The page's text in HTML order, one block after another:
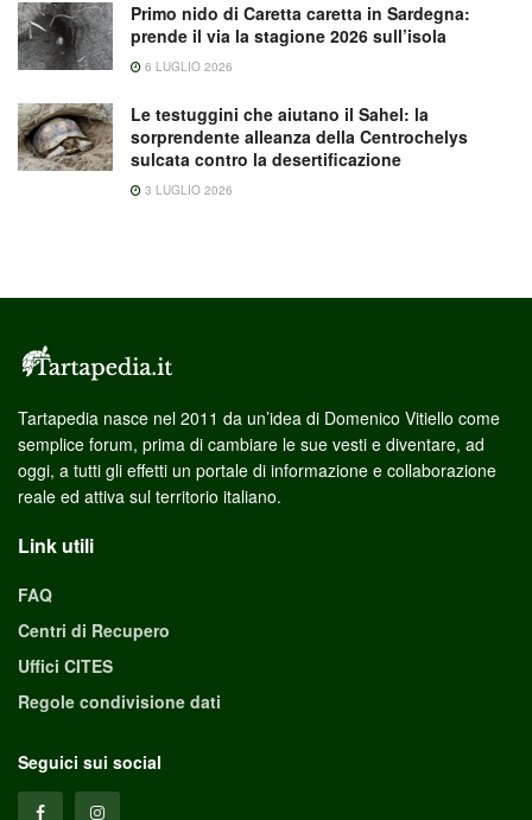
Primo nido di Caretta caretta in Sardegna:
prende il via la stagione 2026 sull’isola
6 LUGLIO 2026
Le testuggini che aiutano il Sahel: la
sorprendente alleanza della Centrochelys
sulcata contro la desertificazione
3 LUGLIO 2026
Tartapedia nasce nel 2011 da un’idea di Domenico Vitiello come
semplice forum, prima di cambiare le sue vesti e diventare, ad
oggi, a tutti gli effetti un portale di informazione e collaborazione
reale ed attiva sul territorio italiano.
Link utili
FAQ
Centri di Recupero
Uffici CITES
Regole condivisione dati
Seguici sui social